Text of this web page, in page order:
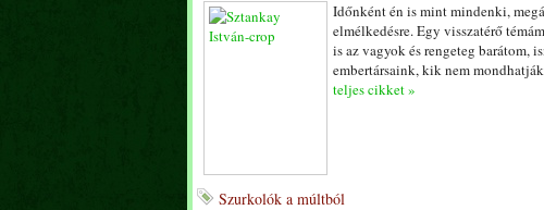
Időnként én is mint mindenki,
elmélkedésre. Egy visszatérő
is az vagyok és rengeteg barátom,
embertársaink, kik nem
teljes cikket »
Szurkolók a múltból